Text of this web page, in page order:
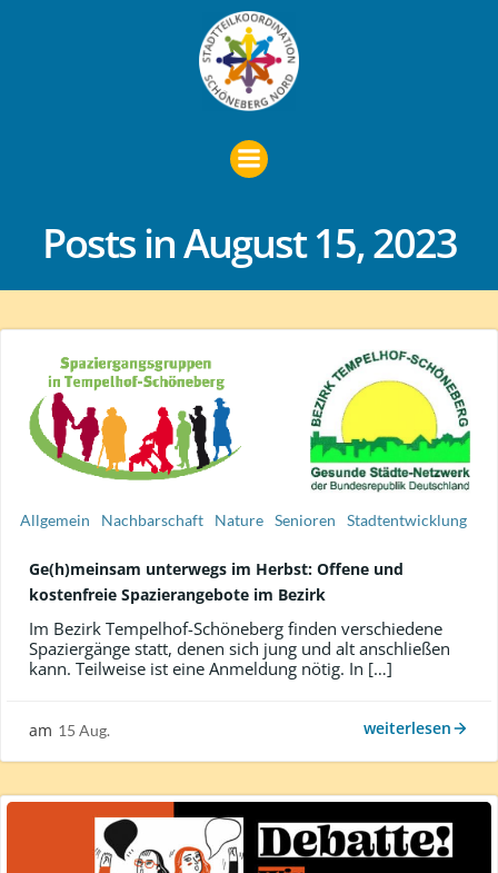
Zum
Inhalt
springen
Posts in August 15, 2023
Allgemein Nachbarschaft Nature Senioren Stadtentwicklung
Ge(h)meinsam unterwegs im Herbst: Offene und
kostenfreie Spazierangebote im Bezirk
Im Bezirk Tempelhof-Schöneberg finden verschiedene
Spaziergänge statt, denen sich jung und alt anschließen
kann. Teilweise ist eine Anmeldung nötig. In […]
am 15 Aug. weiterlesen